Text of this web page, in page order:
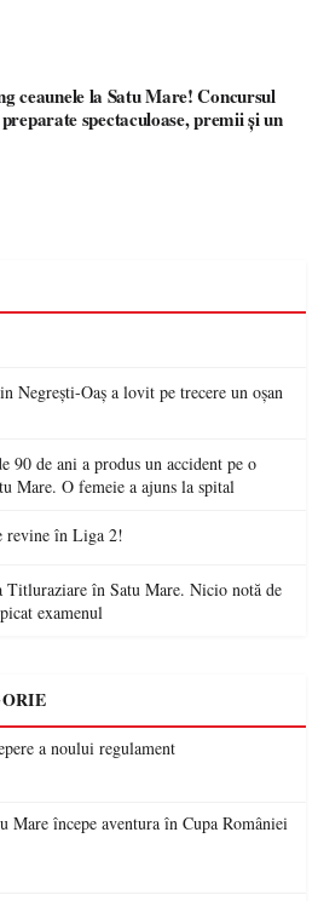
spectaculoase, premii și un
Negrești-Oaș a lovit pe trecere un oșan
de ani a produs un accident pe o
Mare. O femeie a ajuns la spital
revine în Liga 2!
în Satu Mare. Nicio notă de
examenul
a noului regulament
aventura în Cupa României